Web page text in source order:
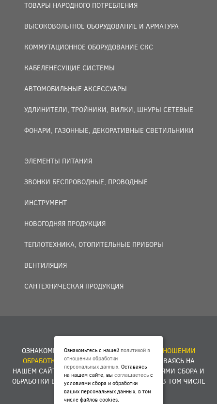
ТОВАРЫ НАРОДНОГО ПОТРЕБЛЕНИЯ
ВЫСОКОВОЛЬТНОЕ ОБОРУДОВАНИЕ И АРМАТУРА
КОММУТАЦИОННОЕ ОБОРУДОВАНИЕ СКС
КАБЕЛЕНЕСУЩИЕ СИСТЕМЫ
АВТОМОБИЛЬНЫЕ АКСЕССУАРЫ
УДЛИНИТЕЛИ, ТРОЙНИКИ, ВИЛКИ, ШНУРЫ СЕТЕВЫЕ
ФОНАРИ, ГАЗОННЫЕ, ДЕКОРАТИВНЫЕ СВЕТИЛЬНИКИ
ЭЛЕМЕНТЫ ПИТАНИЯ
ЗВОНКИ БЕСПРОВОДНЫЕ, ПРОВОДНЫЕ
ИНСТРУМЕНТ
НОВОГОДНЯЯ ПРОДУКЦИЯ
ТЕПЛОТЕХНИКА, ОТОПИТЕЛЬНЫЕ ПРИБОРЫ
ВЕНТИЛЯЦИЯ
САНТЕХНИЧЕСКАЯ ПРОДУКЦИЯ
ОЗНАКОМЬТЕСЬ С НАШЕЙПОЛИТИКОЙ В ОТНОШЕНИИ
ОБРАБОТКИ ПЕРСОНАЛЬНЫХ ДАННЫХ
. ОСТАВАЯСЬ НА
НАШЕМ САЙТЕ, ВЫСОГЛАШАЕТЕСЬС УСЛОВИЯМИ СБОРА И
ОБРАБОТКИ ВАШИХ ПЕРСОНАЛЬНЫХ ДАННЫХ, В ТОМ ЧИСЛЕ
ФАЙЛОВ COOKIES.
Ознакомьтесь с нашей политикой в
отношении обработки
персональных данных. Оставаясь
на нашем сайте, вы соглашаетесь с
условиями сбора и обработки
ваших персональных данных, в том
числе файлов cookies.